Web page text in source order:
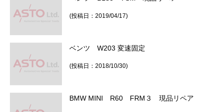
(投稿日：2019/04/17)
ベンツ W203 変速固定
(投稿日：2018/10/30)
BMW MINI R60 FRM３ 現品リペア